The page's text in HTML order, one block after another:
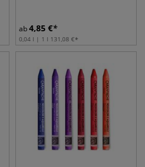
ab4,85 €
0,04 l | 1 l 131,08 €